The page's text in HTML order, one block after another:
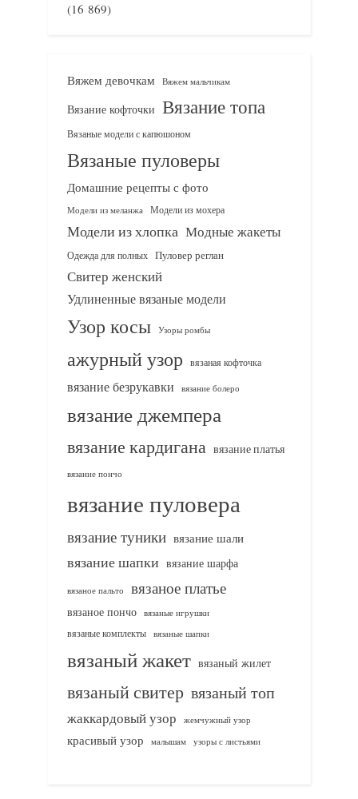
(16 869)
Вяжем девочкам Вяжем мальчикам
Вязание кофточки Вязание топа
Вязаные модели с капюшоном
Вязаные пуловеры
Домашние рецепты с фото
Модели из меланжа Модели из мохера
Модели из хлопка Модные жакеты
Одежда для полных Пуловер реглан
Свитер женский
Удлиненные вязаные модели
Узор косы Узоры ромбы
ажурный узор вязаная кофточка
вязание безрукавки вязание болеро
вязание джемпера
вязание кардигана вязание платья
вязание пончо
вязание пуловера
вязание туники вязание шали
вязание шапки вязание шарфа
вязаное пальто вязаное платье
вязаное пончо вязаные игрушки
вязаные комплекты
вязаные шапки
вязаный жакет вязаный жилет
вязаный свитер вязаный топ
жаккардовый узор жемчужный узор
красивый узор малышам узоры с листьями